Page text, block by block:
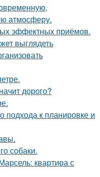
атмосферу.
эффектных приёмов.
выглядеть
дорого?
подхода к планировке и
собаки.
квартира с